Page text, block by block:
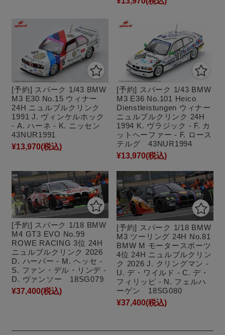
[予約] スパーク 1/43 BMW
M3 E30 No.15 ウィナー
24H ニュルブルクリンク
1991 J. ヴィンケルホック
- A. ハーネ - K. ニッセン
43NUR1991
¥13,970(税込)
[予約] スパーク 1/43 BMW
M3 E36 No.101 Heico
Dienstleistungen ウィナー
ニュルブルクリンク 24H
1994 K. ヴラジック - F. カ
ットヘーファー - F. ロース
テルグ 43NUR1994
¥13,970(税込)
[予約] スパーク 1/18 BMW
M4 GT3 EVO No.99
ROWE RACING 3位 24H
ニュルブルクリンク 2026
D. ハーパー - M. ヘッセ -
S. ファン・デル・リンデ -
D. ヴァンソー 18SG079
¥37,400(税込)
[予約] スパーク 1/18 BMW
M3 ツーリング 24H No.81
BMW M モータースポーツ
4位 24H ニュルブルクリン
ク 2026 J. クリングマン -
U. デ・ワイルド - C. デ・
フィリッピ - N. フェルハ
ーゲン 18SG080
¥37,400(税込)